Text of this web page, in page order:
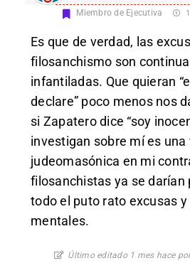
Miembro de Ejecutiva
Es que de verdad, las
filosanchismo son
infantiladas. Que quieran
declare” poco menos nos
si Zapatero dice “soy
investigan sobre mí es una
judeomasónica en mi
filosanchistas ya se darían
todo el puto rato excusas
mentales.
Último editado 1 mes hace